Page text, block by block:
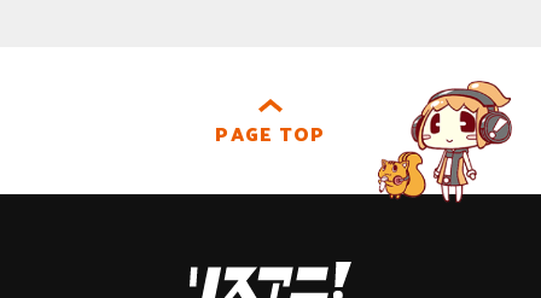
PAGE TOP